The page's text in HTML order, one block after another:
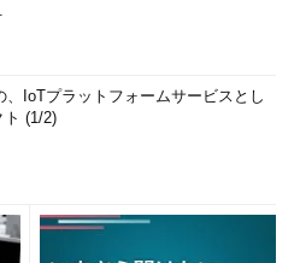
、IoTプラットフォームサービスとし
ト (1/2)